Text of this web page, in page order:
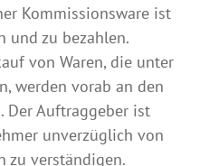
Kommissionsware ist
und zu bezahlen.
von Waren, die unter
werden vorab an den
Der Auftraggeber ist
unverzüglich von
zu verständigen.